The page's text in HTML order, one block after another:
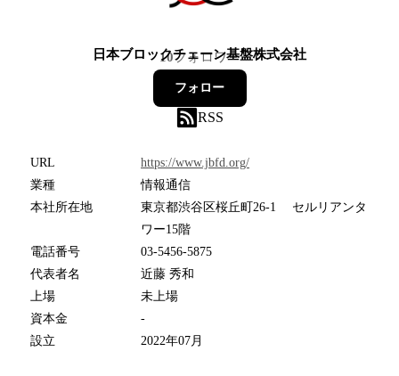
日本ブロックチェーン基盤株式会社
10フォロワー
フォロー
RSS
URL
https://www.jbfd.org/
業種
情報通信
本社所在地
東京都渋谷区桜丘町26-1 セルリアンタ
ワー15階
電話番号
03-5456-5875
代表者名
近藤 秀和
上場
未上場
資本金
-
設立
2022年07月